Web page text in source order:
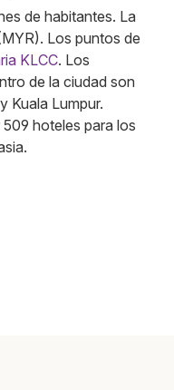
de habitantes. La
Los puntos de
KLCC. Los
de la ciudad son
Kuala Lumpur.
hoteles para los